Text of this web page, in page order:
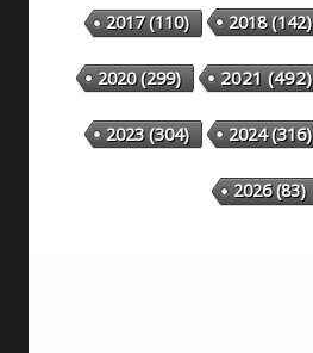
2017(110) 2018(142)
2020(299) 2021(492)
2023(304) 2024(316)
2026(83)